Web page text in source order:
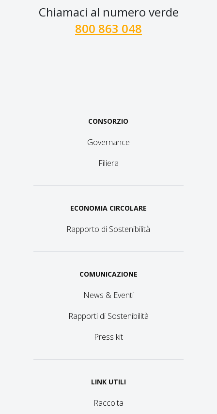
Chiamaci al numero verde
800 863 048
CONSORZIO
Governance
Filiera
ECONOMIA CIRCOLARE
Rapporto di Sostenibilità
COMUNICAZIONE
News & Eventi
Rapporti di Sostenibilità
Press kit
LINK UTILI
Raccolta